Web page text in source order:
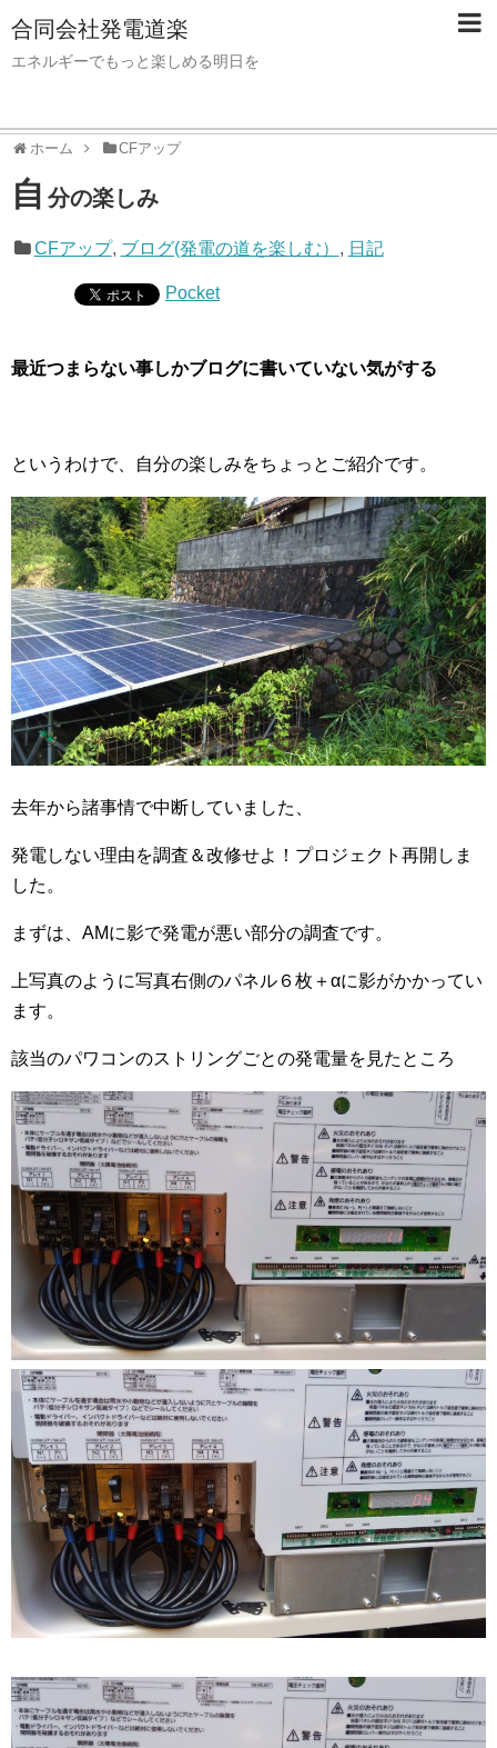
合同会社発電道楽
エネルギーでもっと楽しめる明日を
ホーム CFアップ
自 分の楽しみ
CFアップ, ブログ(発電の道を楽しむ） , 日記
Pocket
最近つまらない事しかブログに書いていない気がする
というわけで、自分の楽しみをちょっとご紹介です。
去年から諸事情で中断していました、
発電しない理由を調査＆改修せよ！プロジェクト再開しま
した。
まずは、AMに影で発電が悪い部分の調査です。
上写真のように写真右側のパネル６枚＋αに影がかかってい
ます。
該当のパワコンのストリングごとの発電量を見たところ